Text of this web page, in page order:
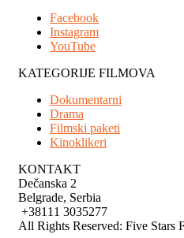
Facebook
Instagram
YouTube
KATEGORIJE FILMOVA
Dokumentarni
Drama
Filmski paketi
Kinoklikeri
KONTAKT
Dečanska 2
Belgrade, Serbia
+38111 3035277
All Rights Reserved: Five Stars